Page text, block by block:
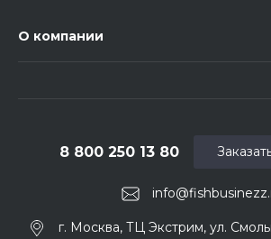
О компании
8 800 250 13 80
г. Москва, ТЦ Экстрим, ул.